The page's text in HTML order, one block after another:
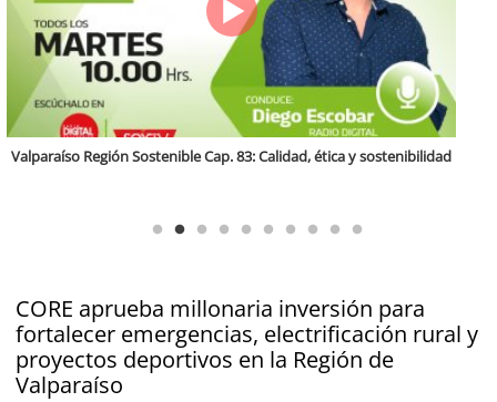
CORE aprueba millonaria inversión para
fortalecer emergencias, electrificación rural y
proyectos deportivos en la Región de
Valparaíso